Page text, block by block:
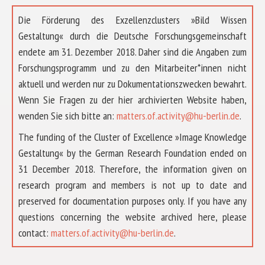
Die Förderung des Exzellenzclusters »Bild Wissen
Gestaltung« durch die Deutsche Forschungsgemeinschaft
endete am 31. Dezember 2018. Daher sind die Angaben zum
Forschungsprogramm und zu den Mitarbeiter*innen nicht
aktuell und werden nur zu Dokumentationszwecken bewahrt.
Wenn Sie Fragen zu der hier archivierten Website haben,
wenden Sie sich bitte an: matters.of.activity@hu-berlin.de.
The funding of the Cluster of Excellence »Image Knowledge
Gestaltung« by the German Research Foundation ended on
31 December 2018. Therefore, the information given on
research program and members is not up to date and
preserved for documentation purposes only. If you have any
questions concerning the website archived here, please
contact: matters.of.activity@hu-berlin.de.
ÜBER UNS